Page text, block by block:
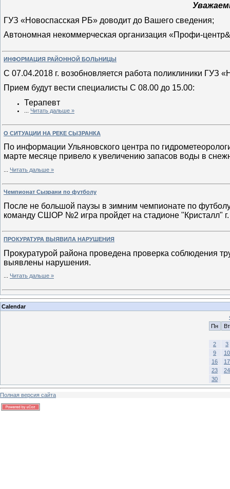
ГУЗ «Новоспасская РБ» доводит до Вашего сведения;
Автономная некоммерческая организация «Профи-
ИНФОРМАЦИЯ РАЙОННОЙ БОЛЬНИЦЫ
С 07.04.2018 г. возобновляется работа поликлиники ГУЗ
Прием будут вести специалисты С 08.00 до 15.00:
Терапевт
Читать дальше »
О СИТУАЦИИ НА РЕКЕ СЫЗРАНКА
По информации Ульяновского центра по
марте месяце привело к увеличению запасов воды в
Читать дальше »
Чемпионат Сызрани по футболу
После не большой паузы в зимним чемпионате по
команду СШОР №2 игра пройдет на стадионе "Кристалл"
ПРОКУРАТУРА ВЫЯВИЛА НАРУШЕНИЯ
Прокуратурой района проведена проверка соблюдения
выявлены нарушения.
Читать дальше »
Calendar
Пн
Вт
2
3
9
10
16
17
23
24
30
Полная версия сайта